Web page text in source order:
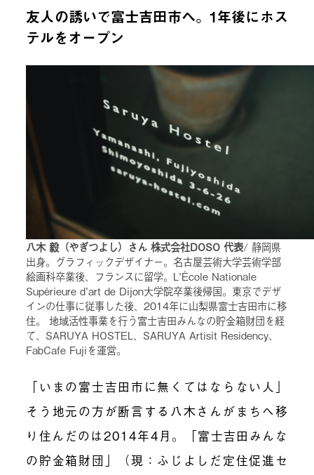
友人の誘いで富士吉田市へ。1年後にホス
テルをオープン
八木 毅（やぎつよし）さん 株式会社DOSO 代表/ 静岡県
出身。グラフィックデザイナー。名古屋芸術大学芸術学部
絵画科卒業後、フランスに留学。L’École Nationale
Supérieure d’art de Dijon大学院卒業後帰国。東京でデザ
インの仕事に従事した後、2014年に山梨県富士吉田市に移
住。 地域活性事業を行う富士吉田みんなの貯金箱財団を経
て、SARUYA HOSTEL、SARUYA Artisit Residency、
FabCafe Fujiを運営。
「いまの富士吉田市に無くてはならない人」
そう地元の方が断言する八木さんがまちへ移
り住んだのは2014年4月。「富士吉田みんな
の貯金箱財団」（現：ふじよしだ定住促進セ